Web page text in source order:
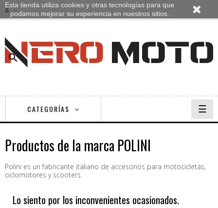

CATEGORÍAS
de
☰
Productos de la marca POLINI
Polini es un fabricante italiano de accesorios para motocicletas,
ciclomotores y scooters.
Lo siento por los inconvenientes ocasionados.
Esta tienda utiliza cookies y otras tecnologías para que
podamos mejorar su experiencia en nuestros sitios.